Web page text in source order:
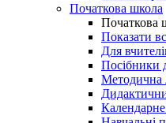
Початкова школа
Початкова
Показати
Для
Посібники
Методична